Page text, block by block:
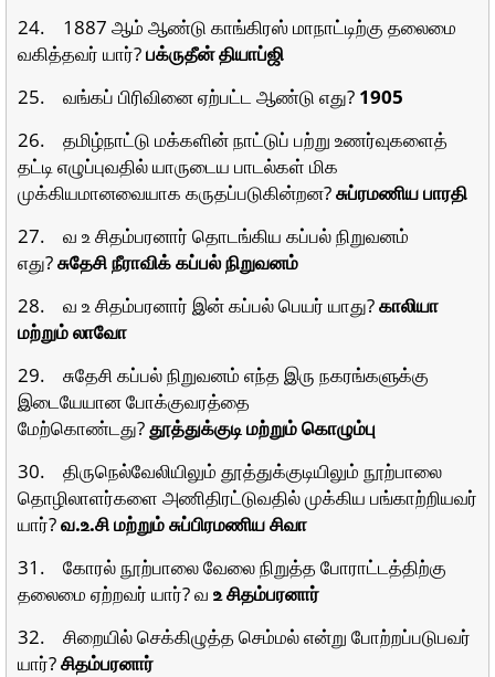
24. 1887 ஆம் ஆண்டு காங்கிரஸ் மாநாட்டிற்கு தலைமை
வகித்தவர் யார்?பக்ருதீன் தியாப்ஜி
25. வங்கப் பிரிவினை ஏற்பட்ட ஆண்டு எது? 1905
26. தமிழ்நாட்டு மக்களின் நாட்டுப் பற்று உணர்வுகளைத்
தட்டி எழுப்புவதில் யாருடைய பாடல்கள் மிக
முக்கியமானவையாக கருதப்படுகின்றன?சுப்ரமணிய பாரதி
27. வ உ சிதம்பரனார் தொடங்கிய கப்பல் நிறுவனம்
எது?சுதேசி நீராவிக் கப்பல் நிறுவனம்
28. வ உ சிதம்பரனார் இன் கப்பல் பெயர் யாது?காலியா
மற்றும் லாவோ
29. சுதேசி கப்பல் நிறுவனம் எந்த இரு நகரங்களுக்கு
இடையேயான போக்குவரத்தை
மேற்கொண்டது?தூத்துக்குடி மற்றும் கொழும்பு
30. திருநெல்வேலியிலும் தூத்துக்குடியிலும் நூற்பாலை
தொழிலாளர்களை அணிதிரட்டுவதில் முக்கிய பங்காற்றியவர்
யார்?வ.உ.சி மற்றும் சுப்பிரமணிய சிவா
31. கோரல் நூற்பாலை வேலை நிறுத்த போராட்டத்திற்கு
தலைமை ஏற்றவர் யார்? வ உ சிதம்பரனார்
32. சிறையில் செக்கிழுத்த செம்மல் என்று போற்றப்படுபவர்
யார்?சிதம்பரனார்